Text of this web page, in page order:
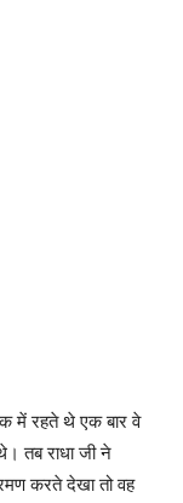
में रहते थे एक बार वे
तब राधा जी ने
करते देखा तो वह